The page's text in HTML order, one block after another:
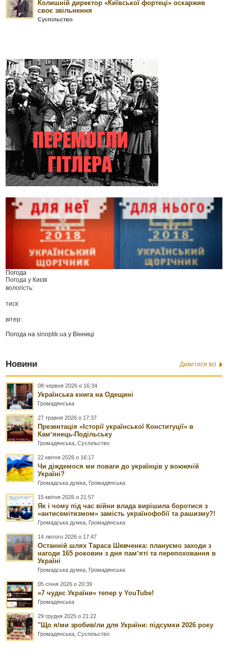
Колишній директор «Київської фортеці» оскаржив
своє звільнення
Суспільство
Погода
Погода у Києві
вологість:
тиск:
вітер:
Погода наsinoptik.ua у Вінниці
Новини Дивитися всі
08 червня 2026 о 16:34
Українська книга на Одещині
Громадянська
27 травня 2026 о 17:37
Презентація «Історії української Конституції» в
Камʼянець-Подільську
Громадянська ,Суспільство
22 квітня 2026 о 16:17
Чи діждемося ми поваги до українців у воюючій
Україні?
Громадська думка Громадянська
15 квітня 2026 о 21:57
Як і чому під час війни влада вирішила боротися з
«антисемітизмом» замість українофобії та рашизму?!
Громадська думка Громадянська
14 лютого 2026 о 17:47
Останній шлях Тараса Шевченка: плануємо заходи з
нагоди 165 роковин з дня памʼяті та перепоховання в
Україні
Громадська думка Громадянська
05 січня 2026 о 20:39
«7 чудес України» тепер у YouTube!
Громадянська
29 грудня 2025 о 21:22
"Що я/ми зробив/ли для України: підсумки 2026 року
Громадянська ,Суспільство